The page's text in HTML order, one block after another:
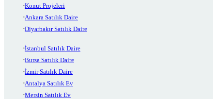
Konut Projeleri
Ankara Satılık Daire
Diyarbakır Satılık Daire
İstanbul Satılık Daire
Bursa Satılık Daire
İzmir Satılık Daire
Antalya Satılık Ev
Mersin Satılık Ev